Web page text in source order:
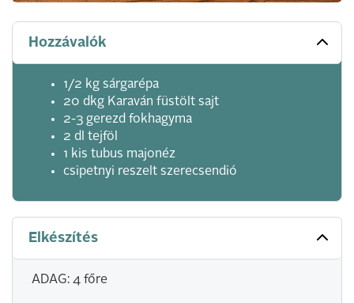
Hozzávalók
1/2 kg sárgarépa
20 dkg Karaván füstölt sajt
2-3 gerezd fokhagyma
2 dl tejföl
1 kis tubus majonéz
csipetnyi reszelt szerecsendió
Elkészítés
ADAG: 4 főre